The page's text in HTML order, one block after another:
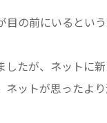
の前にいるとい
たが、ネットに
ットが思ったよ